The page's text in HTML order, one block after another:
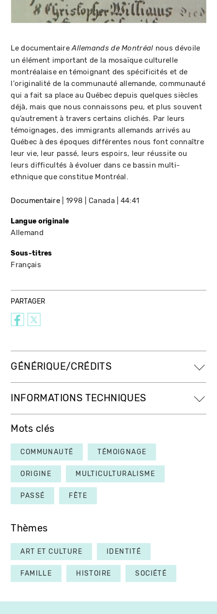
Le documentaireAllemands de Montréal nous dévoile
un élément important de la mosaïque culturelle
montréalaise en témoignant des spécificités et de
l'originalité de la communauté allemande, communauté
qui a fait sa place au Québec depuis quelques siècles
déjà, mais que nous connaissons peu, et plus souvent
qu’autrement à travers certains clichés. Par leurs
témoignages, des immigrants allemands arrivés au
Québec à des époques différentes nous font connaître
leur vie, leur passé, leurs espoirs, leur réussite ou
leurs difficultés à évoluer dans ce bassin multi-
ethnique que constitue Montréal.
Documentaire 1998 Canada 44:41
Langue originale
Allemand
Sous-titres
Français
PARTAGER
GÉNÉRIQUE/CRÉDITS
INFORMATIONS TECHNIQUES
Mots clés
COMMUNAUTÉ TÉMOIGNAGE
ORIGINE MULTICULTURALISME
PASSÉ FÊTE
Thèmes
ART ET CULTURE IDENTITÉ
FAMILLE HISTOIRE SOCIÉTÉ